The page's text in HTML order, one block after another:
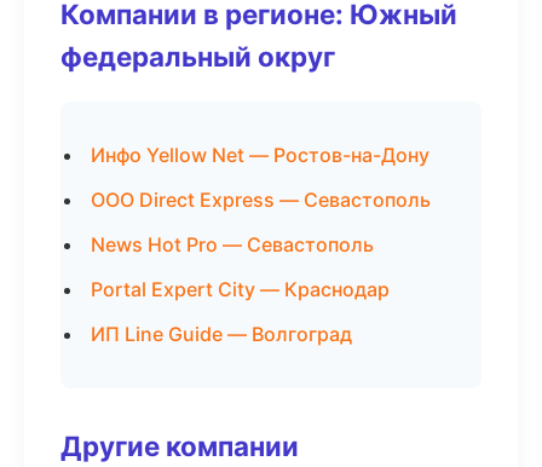
Компании в регионе: Южный
федеральный округ
Инфо Yellow Net — Ростов-на-Дону
ООО Direct Express — Севастополь
News Hot Pro — Севастополь
Portal Expert City — Краснодар
ИП Line Guide — Волгоград
Другие компании